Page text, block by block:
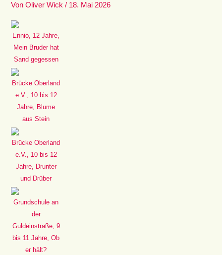
VonOliver Wick/ 18. Mai 2026
Ennio, 12 Jahre,
Mein Bruder hat
Sand gegessen
Brücke Oberland
e.V., 10 bis 12
Jahre, Blume
aus Stein
Brücke Oberland
e.V., 10 bis 12
Jahre, Drunter
und Drüber
Grundschule an
der
Guldeinstraße, 9
bis 11 Jahre, Ob
er hält?